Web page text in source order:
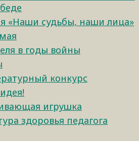
«Наши судьбы, наши лица»
в годы войны
конкурс
игрушка
здоровья педагога